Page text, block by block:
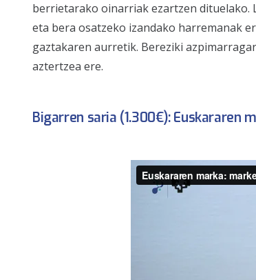
berrietarako oinarriak ezartzen dituelako.
eta bera osatzeko izandako harremanak
gaztakaren aurretik. Bereziki
aztertzea ere.
Bigarren saria (1.300€): Euskararen